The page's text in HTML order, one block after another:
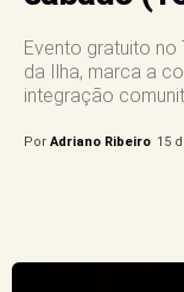
Evento gratuito no
da Ilha, marca a
integração
Por Adriano Ribeiro 15